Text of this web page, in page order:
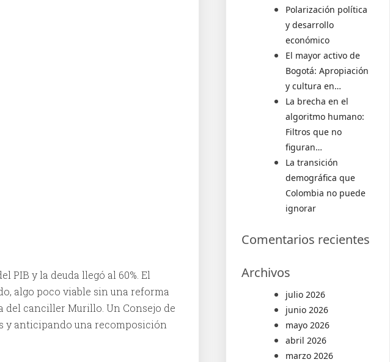
PIB y la deuda llegó al 60%. El
algo poco viable sin una reforma
del canciller Murillo. Un Consejo de
y anticipando una recomposición
Polarización política
y desarrollo
económico
El mayor activo de
Bogotá: Apropiación
y cultura en…
La brecha en el
algoritmo humano:
Filtros que no
figuran…
La transición
demográfica que
Colombia no puede
ignorar
Comentarios recientes
Archivos
julio 2026
junio 2026
mayo 2026
abril 2026
marzo 2026